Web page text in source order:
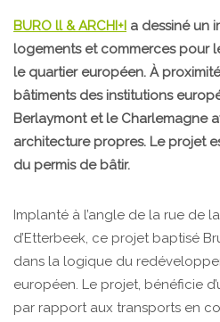
BURO ll & ARCHI+I a dessiné un
logements et commerces pour
le quartier européen. À
bâtiments des institutions
Berlaymont et le Charlemagne
architecture propres. Le projet
du permis de bâtir.
Implanté à l’angle de la rue de
d’Etterbeek, ce projet baptisé
dans la logique du
européen. Le projet, bénéficie
par rapport aux transports en